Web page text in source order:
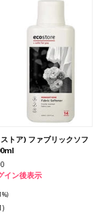
トア) ファブリックソフ
イン後表示